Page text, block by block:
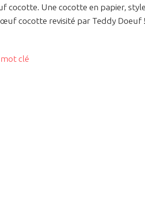
cocotte. Une cocotte en papier, style
cocotte revisité par Teddy Doeuf !
mot clé